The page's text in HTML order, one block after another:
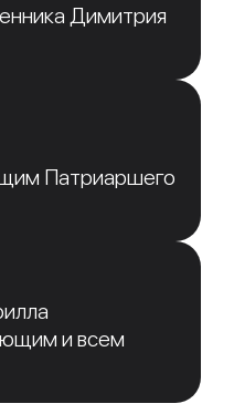
Димитрия
Патриаршего
и всем